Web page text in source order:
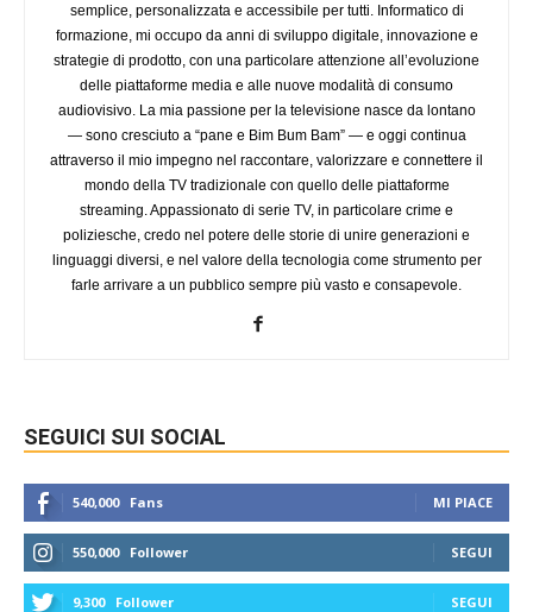
semplice, personalizzata e accessibile per tutti. Informatico di
formazione, mi occupo da anni di sviluppo digitale, innovazione e
strategie di prodotto, con una particolare attenzione all’evoluzione
delle piattaforme media e alle nuove modalità di consumo
audiovisivo. La mia passione per la televisione nasce da lontano
— sono cresciuto a “pane e Bim Bum Bam” — e oggi continua
attraverso il mio impegno nel raccontare, valorizzare e connettere il
mondo della TV tradizionale con quello delle piattaforme
streaming. Appassionato di serie TV, in particolare crime e
poliziesche, credo nel potere delle storie di unire generazioni e
linguaggi diversi, e nel valore della tecnologia come strumento per
farle arrivare a un pubblico sempre più vasto e consapevole.
SEGUICI SUI SOCIAL
540,000 Fans MI PIACE
550,000 Follower SEGUI
9,300 Follower SEGUI